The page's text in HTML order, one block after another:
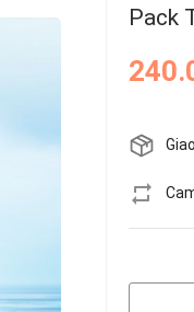
Pack